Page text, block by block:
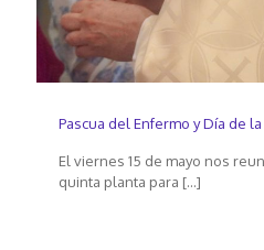
Pascua del Enfermo y Día de
El viernes 15 de mayo nos
quinta planta para […]